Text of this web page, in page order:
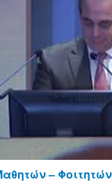
– Φοιτητών